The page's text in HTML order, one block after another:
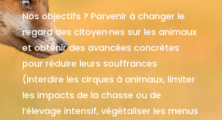
Nos objectifs ? Parvenir à changer le
regard des citoyen·nes sur les animaux
et obtenir des avancées concrètes
pour réduire leurs souffrances
(interdire les cirques à animaux, limiter
les impacts de la chasse ou de
l’élevage intensif, végétaliser les menus